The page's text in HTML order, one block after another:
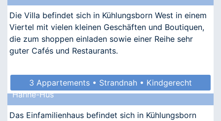
Die Villa befindet sich in Kühlungsborn West in einem
Viertel mit vielen kleinen Geschäften und Boutiquen,
die zum shoppen einladen sowie einer Reihe sehr
guter Cafés und Restaurants.
3 Appartements • Strandnah • Kindgerecht
Hanne-Hus
Das Einfamilienhaus befindet sich in Kühlungsborn